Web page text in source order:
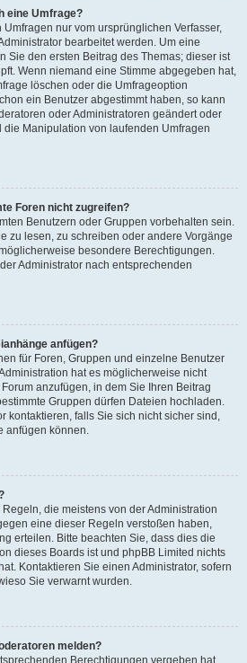
eine Umfrage?
nur vom ursprünglichen Verfasser,
bearbeitet werden. Um eine
Sie den ersten Beitrag des Themas; dieser ist
Wenn niemand eine Stimme abgegeben hat,
löschen oder die Umfrageoption
ein Benutzer abgestimmt haben, so kann
oder Administratoren geändert oder
Manipulation von laufenden Umfragen
Foren nicht zugreifen?
Benutzern oder Gruppen vorbehalten sein.
zu lesen, zu schreiben oder andere Vorgänge
besondere Berechtigungen.
Administrator nach entsprechenden
anfügen?
für Foren, Gruppen und einzelne Benutzer
hat es möglicherweise nicht
anzufügen, in dem Sie Ihren Beitrag
Gruppen dürfen Dateien hochladen.
kontaktieren, falls Sie sich nicht sicher sind,
anfügen können.
die meistens von der Administration
eine dieser Regeln verstoßen haben,
erteilen. Bitte beachten Sie, dass dies die
dieses Boards ist und phpBB Limited nichts
Kontaktieren Sie einen Administrator, sofern
Sie verwarnt wurden.
melden?
Berechtigungen vergeben hat,